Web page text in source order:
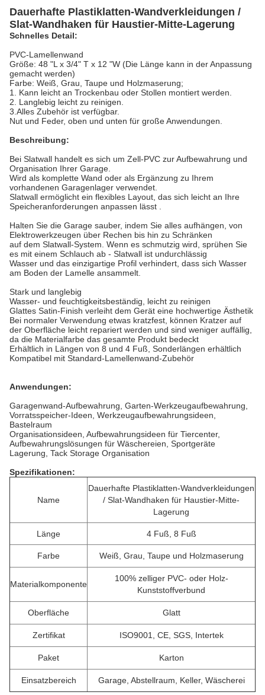
Dauerhafte Plastiklatten-Wandverkleidungen /
Slat-Wandhaken für Haustier-Mitte-Lagerung
Schnelles Detail:
PVC-Lamellenwand
Größe: 48 "L x 3/4" T x 12 "W (Die Länge kann in der Anpassung
gemacht werden)
Farbe: Weiß, Grau, Taupe und Holzmaserung;
1. Kann leicht an Trockenbau oder Stollen montiert werden.
2. Langlebig leicht zu reinigen.
3.Alles Zubehör ist verfügbar.
Nut und Feder, oben und unten für große Anwendungen.
Beschreibung:
Bei Slatwall handelt es sich um Zell-PVC zur Aufbewahrung und
Organisation Ihrer Garage.
Wird als komplette Wand oder als Ergänzung zu Ihrem
vorhandenen Garagenlager verwendet.
Slatwall ermöglicht ein flexibles Layout, das sich leicht an Ihre
Speicheranforderungen anpassen lässt
Halten Sie die Garage sauber, indem Sie alles aufhängen, von
Elektrowerkzeugen über Rechen bis hin zu Schränken
auf dem Slatwall-System. Wenn es schmutzig wird, sprühen Sie
es mit einem Schlauch ab - Slatwall ist undurchlässig
Wasser und das einzigartige Profil verhindert, dass sich Wasser
am Boden der Lamelle ansammelt.
Stark und langlebig
Wasser- und feuchtigkeitsbeständig, leicht zu reinigen
Glattes Satin-Finish verleiht dem Gerät eine hochwertige Ästhetik
Bei normaler Verwendung etwas kratzfest, können Kratzer auf
der Oberfläche leicht repariert werden und sind weniger auffällig,
da die Materialfarbe das gesamte Produkt bedeckt
Erhältlich in Längen von 8 und 4 Fuß, Sonderlängen erhältlich
Kompatibel mit Standard-Lamellenwand-Zubehör
Anwendungen:
Garagenwand-Aufbewahrung, Garten-Werkzeugaufbewahrung,
Vorratsspeicher-Ideen, Werkzeugaufbewahrungsideen,
Bastelraum
Organisationsideen, Aufbewahrungsideen für Tiercenter,
Aufbewahrungslösungen für Wäschereien, Sportgeräte
Lagerung, Tack Storage Organisation
Spezifikationen:
Name
Dauerhafte Plastiklatten-Wandverkleidungen
/ Slat-Wandhaken für Haustier-Mitte-
Lagerung
Länge 4 Fuß, 8 Fuß
Farbe Weiß, Grau, Taupe und Holzmaserung
Materialkomponente
100% zelliger PVC- oder Holz-
Kunststoffverbund
Oberfläche Glatt
Zertifikat ISO9001, CE, SGS, Intertek
Paket Karton
Einsatzbereich Garage, Abstellraum, Keller, Wäscherei